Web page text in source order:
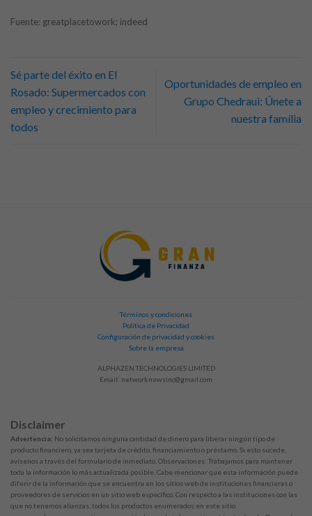
Fuente: greatplacetowork; indeed
Sé parte del éxito en El
Rosado: Supermercados con
empleo y crecimiento para
todos
Oportunidades de empleo en
Grupo Chedraui: Únete a
nuestra família
Términos y condiciones
Política de Privacidad
Configuración de privacidad y cookies
Sobre la empresa
ALPHAZEN TECHNOLOGIES LIMITED
Email: networknewsinc@gmail.com
Disclaimer
Advertencia: No solicitamos ninguna cantidad de dinero para liberar ningún tipo de
producto financiero, ya sea tarjeta de crédito, financiamiento o préstamo. Si esto sucede,
avísenos a través del formulario de inmediato. Observaciones: Trabajamos para mantener
toda la información lo más actualizada posible. Cabe mencionar que esta información puede
diferir de la información que se encuentra en los sitios web de instituciones financieras o
proveedores de servicios en un sitio web específico. Con respecto a las instituciones con las
que no tenemos alianzas, todos los productos enumerados en este sitio